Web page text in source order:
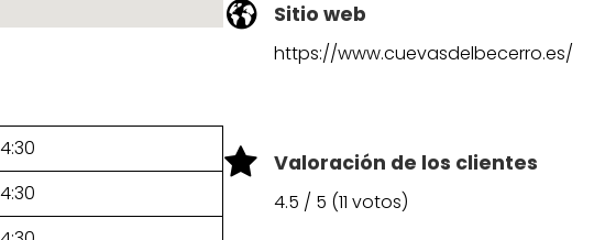
Sitio web
https://www.cuevasdelbecerro.es/
Valoración de los clientes
4.5 / 5 (11 votos)